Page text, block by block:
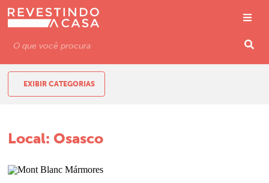
EXIBIR CATEGORIAS
Local: Osasco